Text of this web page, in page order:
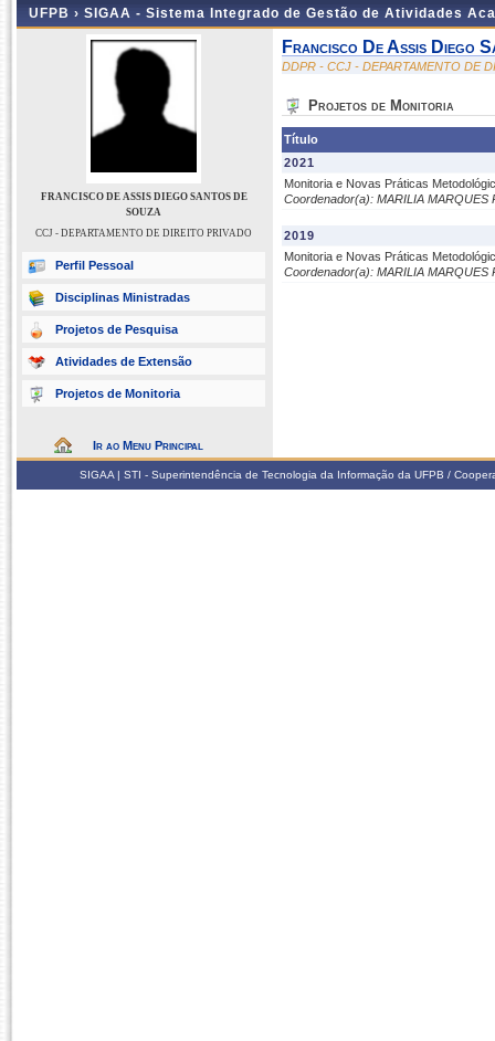
UFPB › SIGAA - Sistema Integrado de Gestão de Atividades
FRANCISCO DE ASSIS DIEGO SANTOS DE
SOUZA
CCJ - DEPARTAMENTO DE DIREITO PRIVADO
Perfil Pessoal
Disciplinas Ministradas
Projetos de Pesquisa
Atividades de Extensão
Projetos de Monitoria
Ir ao Menu Principal
Francisco De Assis Diego
DDPR - CCJ - DEPARTAMENTO DE
Projetos de Monitoria
Título
2021
Monitoria e Novas Práticas
Coordenador(a): MARILIA MARQUES
2019
Monitoria e Novas Práticas
Coordenador(a): MARILIA MARQUES
SIGAA | STI - Superintendência de Tecnologia da Informação da UFPB /